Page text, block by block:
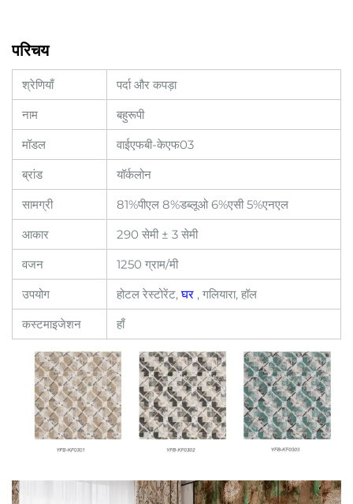
परिचय
श्रेणियाँ
पर्दा और कपड़ा
नाम
बहुरूपी
मॉडल
वाईएफबी-केएफ03
ब्रांड
यॉर्कलोन
सामग्री
81%पीएल 8%डब्लूओ 6%एसी 5%एनएल
आकार
290 सेमी ± 3 सेमी
वजन
1250 ग्राम/मी
उपयोग
होटल रेस्टोरेंट,घर , गलियारा, हॉल
कस्टमाइजेशन
हाँ